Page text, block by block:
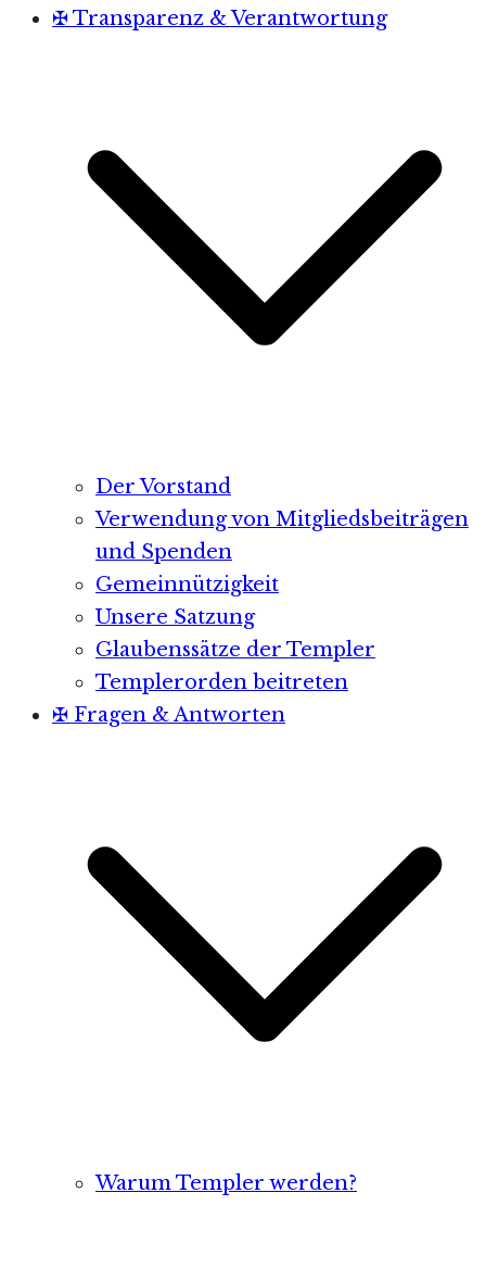
✠ Transparenz & Verantwortung
Der Vorstand
Verwendung von Mitgliedsbeiträgen
und Spenden
Gemeinnützigkeit
Unsere Satzung
Glaubenssätze der Templer
Templerorden beitreten
✠ Fragen & Antworten
Warum Templer werden?